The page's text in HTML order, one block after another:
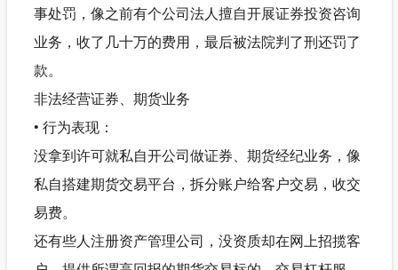
事处罚，像之前有个公司法人擅自开展证券投资咨询
业务，收了几十万的费用，最后被法院判了刑还罚了
款。
非法经营证券、期货业务
• 行为表现：
没拿到许可就私自开公司做证券、期货经纪业务，像
私自搭建期货交易平台，拆分账户给客户交易，收交
易费。
还有些人注册资产管理公司，没资质却在网上招揽客